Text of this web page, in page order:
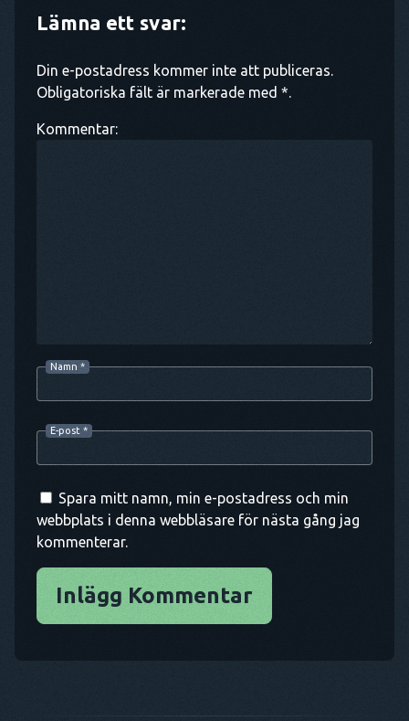
Lämna ett svar:
Din e-postadress kommer inte att publiceras.
Obligatoriska fält är markerade med *.
Kommentar:
Namn *
E-post *
Spara mitt namn, min e-postadress och min
webbplats i denna webbläsare för nästa gång jag
kommenterar.
Inlägg Kommentar